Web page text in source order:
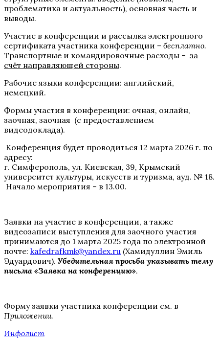
проблематика и актуальность), основная часть и
выводы.
Участие в конференции и рассылка электронного
сертификата участника конференции – бесплатно.
Транспортные и командировочные расходы – за
счёт направляющей стороны.
Рабочие языки конференции: английский,
немецкий.
Формы участия в конференции: очная, онлайн,
заочная, заочная (с предоставлением
видеодоклада).
Конференция будет проводиться 12 марта 2026 г. по
адресу:
г. Симферополь, ул. Киевская, 39, Крымский
университет культуры, искусств и туризма, ауд. № 18.
Начало мероприятия – в 13.00.
Заявки на участие в конференции, а также
видеозаписи выступления для заочного участия
принимаются до 1 марта 2025 года по электронной
почте: kafedrafkmk@yandex.ru (Хамидуллин Эмиль
Эдуардович). Убедительная просьба указывать тему
письма «Заявка на конференцию».
Форму заявки участника конференции см. в
Приложении.
Инфолист